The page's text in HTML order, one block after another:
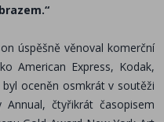
úspěšně věnoval komerční
American Express, Kodak,
byl oceněn osmkrát v soutěži
Annual, čtyřikrát časopisem